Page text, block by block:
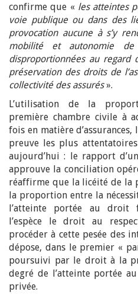
confirme que « les atteintes
voie publique ou dans des
provocation aucune à s’y
mobilité et autonomie de
disproportionnées au regard
préservation des droits de
collectivité des assurés».
L’utilisation de la
première chambre civile à
fois en matière
preuve les plus
aujourd’hui : le rapport
approuve la conciliation
réaffirme que la licéité de la
la proportion entre la
l’atteinte portée au droit
l’espèce le droit au
procéder à cette pesée des
dépose, dans le premier «
poursuivi par le droit à la
degré de l’atteinte portée
privée.